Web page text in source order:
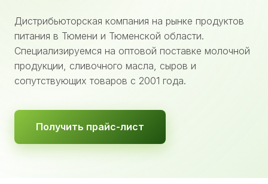
Дистрибьюторская компания на рынке продуктов
питания в Тюмени и Тюменской области.
Специализируемся на оптовой поставке молочной
продукции, сливочного масла, сыров и
сопутствующих товаров с 2001 года.
Получить прайс-лист